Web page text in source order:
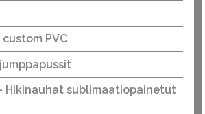
PVC
Hikinauhat sublimaatiopainetut